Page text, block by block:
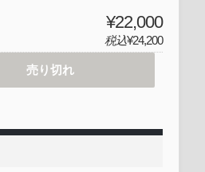
¥22,000
税込¥24,200
売り切れ